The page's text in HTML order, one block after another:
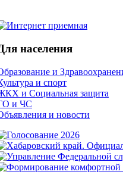
населения
и
и спорт
и Социальная защита
и ЧС
и новости